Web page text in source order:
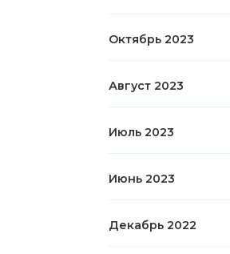
Октябрь 2023
Август 2023
Июль 2023
Июнь 2023
Декабрь 2022